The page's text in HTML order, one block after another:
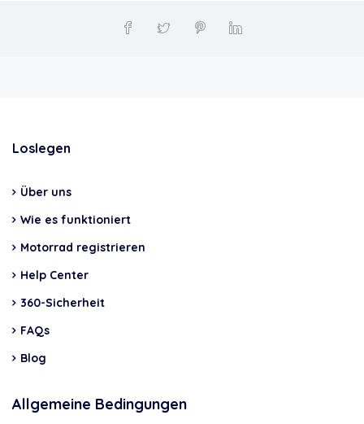
Loslegen
Über uns
Wie es funktioniert
Motorrad registrieren
Help Center
360-Sicherheit
FAQs
Blog
Allgemeine Bedingungen